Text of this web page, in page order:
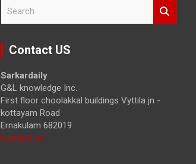
r
Contact US
Sarkardaily
G&L knowledge Inc.
First floor choolakkal buildings Vyttila jn -
kottayam Road
Ernakulam 682019
Contact us